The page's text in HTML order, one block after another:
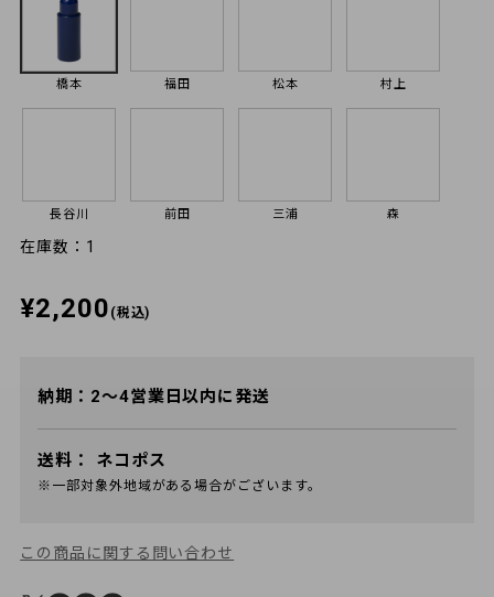
橋本
長谷川
福田
前田
松本
三浦
村上
森
在庫数：1
¥2,200 (税込)
納期：2～4営業日以内に発送
送料： ネコポス
※一部対象外地域がある場合がございます。
この商品に関する問い合わせ